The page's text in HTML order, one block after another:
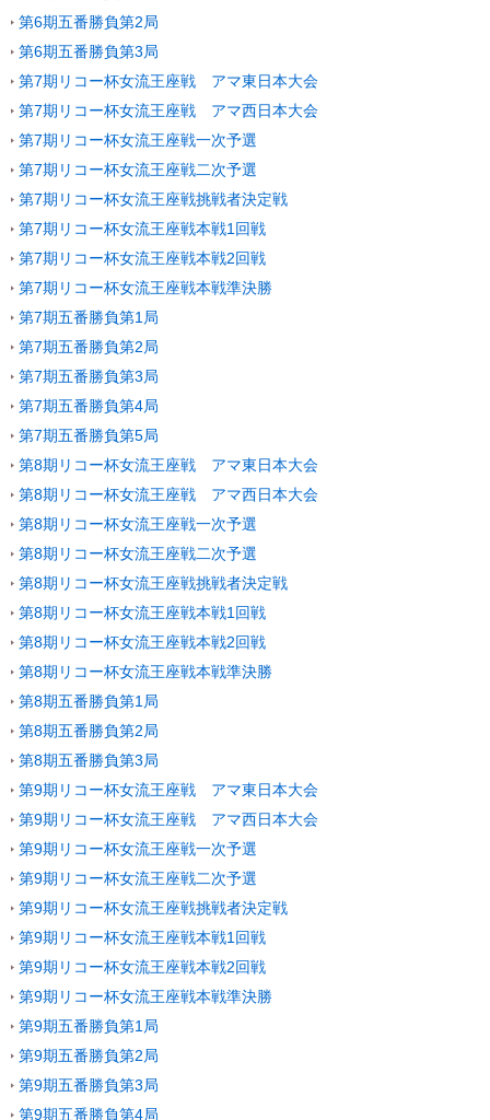
第6期五番勝負第2局
第6期五番勝負第3局
第7期リコー杯女流王座戦 アマ東日本大会
第7期リコー杯女流王座戦 アマ西日本大会
第7期リコー杯女流王座戦一次予選
第7期リコー杯女流王座戦二次予選
第7期リコー杯女流王座戦挑戦者決定戦
第7期リコー杯女流王座戦本戦1回戦
第7期リコー杯女流王座戦本戦2回戦
第7期リコー杯女流王座戦本戦準決勝
第7期五番勝負第1局
第7期五番勝負第2局
第7期五番勝負第3局
第7期五番勝負第4局
第7期五番勝負第5局
第8期リコー杯女流王座戦 アマ東日本大会
第8期リコー杯女流王座戦 アマ西日本大会
第8期リコー杯女流王座戦一次予選
第8期リコー杯女流王座戦二次予選
第8期リコー杯女流王座戦挑戦者決定戦
第8期リコー杯女流王座戦本戦1回戦
第8期リコー杯女流王座戦本戦2回戦
第8期リコー杯女流王座戦本戦準決勝
第8期五番勝負第1局
第8期五番勝負第2局
第8期五番勝負第3局
第9期リコー杯女流王座戦 アマ東日本大会
第9期リコー杯女流王座戦 アマ西日本大会
第9期リコー杯女流王座戦一次予選
第9期リコー杯女流王座戦二次予選
第9期リコー杯女流王座戦挑戦者決定戦
第9期リコー杯女流王座戦本戦1回戦
第9期リコー杯女流王座戦本戦2回戦
第9期リコー杯女流王座戦本戦準決勝
第9期五番勝負第1局
第9期五番勝負第2局
第9期五番勝負第3局
第9期五番勝負第4局